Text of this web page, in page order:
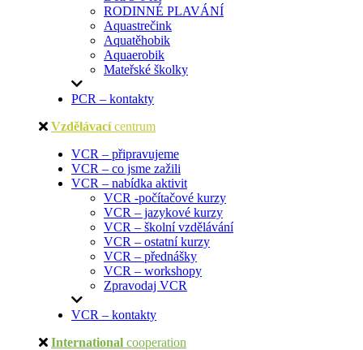
RODINNÉ PLAVÁNÍ
Aquastrečink
Aquatěhobik
Aquaerobik
Mateřské školky
PCR – kontakty
Vzdělávací centrum
VCR – připravujeme
VCR – co jsme zažili
VCR – nabídka aktivit
VCR -počítačové kurzy
VCR – jazykové kurzy
VCR – školní vzdělávání
VCR – ostatní kurzy
VCR – přednášky
VCR – workshopy
Zpravodaj VCR
VCR – kontakty
International cooperation